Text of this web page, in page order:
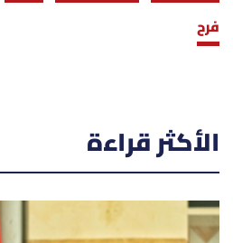
فرح
الأكثر قراءة